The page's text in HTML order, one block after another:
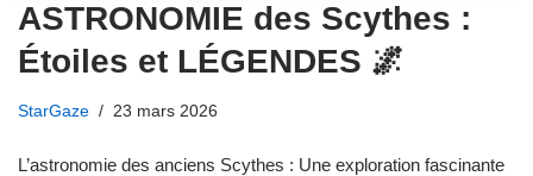
ASTRONOMIE des Scythes :
Étoiles et LÉGENDES 🌌
StarGaze 23 mars 2026
L’astronomie des anciens Scythes : Une exploration fascinante